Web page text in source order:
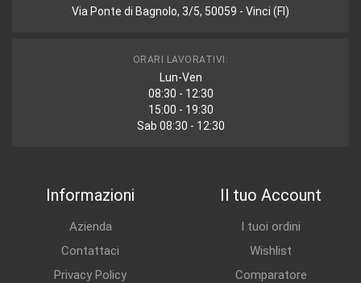
Via Ponte di Bagnolo, 3/5, 50059 - Vinci (FI)
ORARI LAVORATIVI:
Lun-Ven
08:30 - 12:30
15:00 - 19:30
Sab 08:30 - 12:30
Informazioni
Azienda
Contattaci
Privacy Policy
Il tuo Account
I tuoi ordini
Wishlist
Comparatore